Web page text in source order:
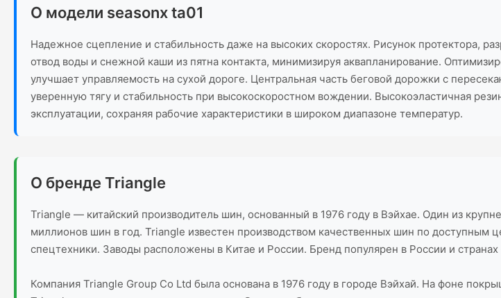
О модели seasonx ta01
Надежное сцепление и стабильность даже на высоких скоростях. Рисунок протектора,
отвод воды и снежной каши из пятна контакта, минимизируя аквапланирование.
улучшает управляемость на сухой дороге. Центральная часть беговой дорожки с
уверенную тягу и стабильность при высокоскоростном вождении. Высокоэластичная
эксплуатации, сохраняя рабочие характеристики в широком диапазоне температур.
О бренде Triangle
Triangle — китайский производитель шин, основанный в 1976 году в Вэйхае. Один из
миллионов шин в год. Triangle известен производством качественных шин по доступным
спецтехники. Заводы расположены в Китае и России. Бренд популярен в России и
Компания Triangle Group Co Ltd была основана в 1976 году в городе Вэйхай. На фоне